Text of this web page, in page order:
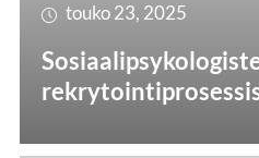
touko 23, 2025